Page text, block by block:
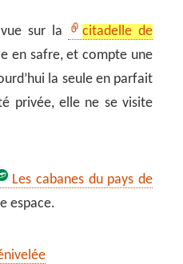
sur la
citadelle de
en safre, et compte une
la seule en parfait
privée, elle ne se visite
Les cabanes du pays de
espace.